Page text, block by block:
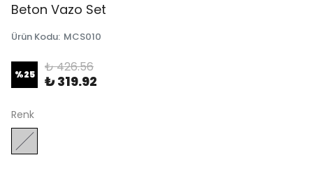
Beton Vazo Set
Ürün Kodu: MCS010
%25 ₺ 426.56
₺ 319.92
Renk